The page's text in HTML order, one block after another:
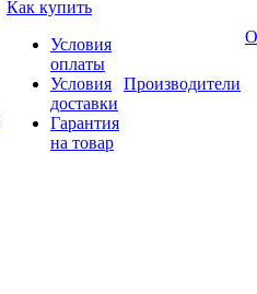
Как купить
Условия
оплаты
Условия
доставки
Гарантия
на товар
Производители